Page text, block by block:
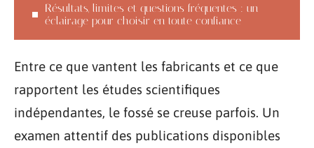
Résultats, limites et questions fréquentes : un
éclairage pour choisir en toute confiance
Entre ce que vantent les fabricants et ce que
rapportent les études scientifiques
indépendantes, le fossé se creuse parfois. Un
examen attentif des publications disponibles